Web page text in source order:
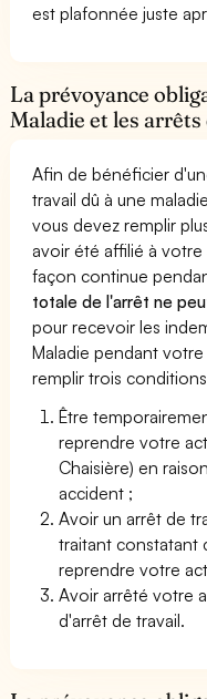
est plafonnée juste
La prévoyance
Maladie et les
Afin de bénéficier
travail dû à une
vous devez remplir
avoir été affilié à
façon continue
totale de l'arrêt ne
pour recevoir les
Maladie pendant
remplir trois
Être
reprendre votre
Chaisière) en
accident ;
Avoir un arrêt de
traitant constatant
reprendre votre
Avoir arrêté votre
d'arrêt de travail.